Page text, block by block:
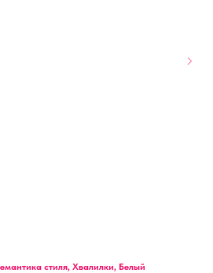
стиля, Хвалилки, Белый